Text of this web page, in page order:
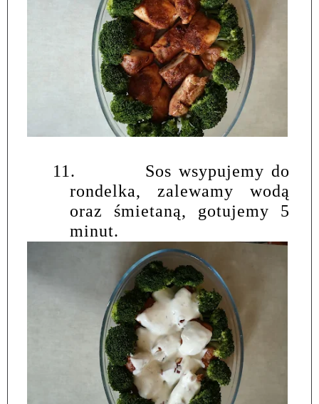
11.
Sos wsypujemy do
rondelka, zalewamy wodą
oraz śmietaną, gotujemy 5
minut.